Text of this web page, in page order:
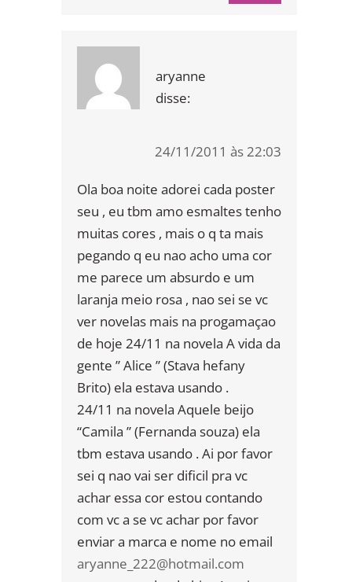
aryanne
disse:
24/11/2011 às 22:03
Ola boa noite adorei cada poster
seu , eu tbm amo esmaltes tenho
muitas cores , mais o q ta mais
pegando q eu nao acho uma cor
me parece um absurdo e um
laranja meio rosa , nao sei se vc
ver novelas mais na progamaçao
de hoje 24/11 na novela A vida da
gente ” Alice ” (Stava hefany
Brito) ela estava usando .
24/11 na novela Aquele beijo
“Camila ” (Fernanda souza) ela
tbm estava usando . Ai por favor
sei q nao vai ser dificil pra vc
achar essa cor estou contando
com vc a se vc achar por favor
enviar a marca e nome no email
aryanne_222@hotmail.com